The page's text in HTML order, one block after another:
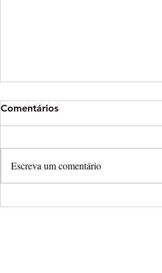
Comentários
Escreva um comentário